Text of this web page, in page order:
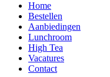
Home
Bestellen
Aanbiedingen
Lunchroom
High Tea
Vacatures
Contact